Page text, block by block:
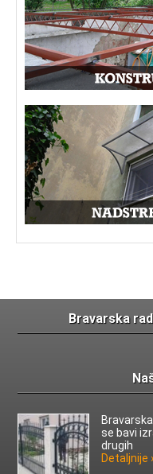
Bravarska
se bavi
drugih
Detaljnije